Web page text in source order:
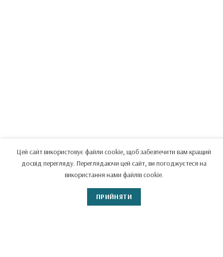
Цей сайт використовує файли cookie, щоб забезпечити вам кращий
досвід перегляду. Переглядаючи цей сайт, ви погоджуєтеся на
використання нами файлів cookie.
ПРИЙНЯТИ